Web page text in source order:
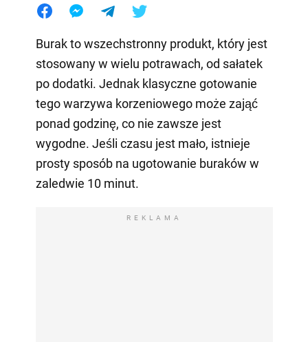
Burak to wszechstronny produkt, który jest
stosowany w wielu potrawach, od sałatek
po dodatki. Jednak klasyczne gotowanie
tego warzywa korzeniowego może zająć
ponad godzinę, co nie zawsze jest
wygodne. Jeśli czasu jest mało, istnieje
prosty sposób na ugotowanie buraków w
zaledwie 10 minut.
REKLAMA